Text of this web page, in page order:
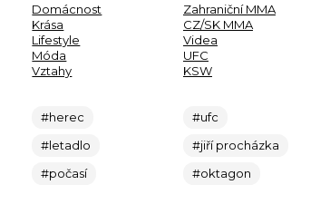
Domácnost
Krása
Lifestyle
Móda
Vztahy
#herec
#letadlo
#počasí
Zahraniční MMA
CZ/SK MMA
Videa
UFC
KSW
#ufc
#jiří procházka
#oktagon